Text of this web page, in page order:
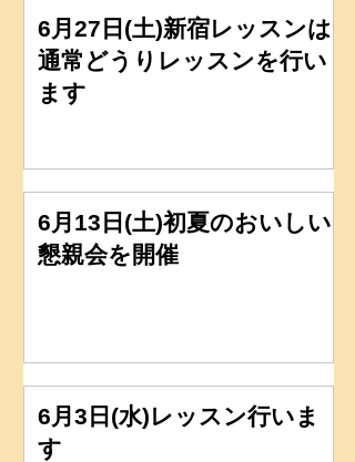
6月27日(土)新宿レッスンは
通常どうりレッスンを行い
ます
6月13日(土)初夏のおいしい
懇親会を開催
6月3日(水)レッスン行いま
す